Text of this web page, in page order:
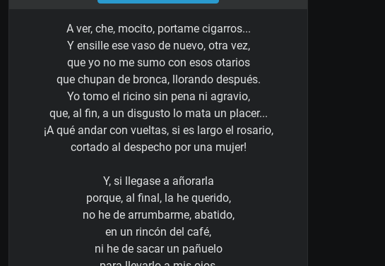
A ver, che, mocito, portame cigarros...
Y ensille ese vaso de nuevo, otra vez,
que yo no me sumo con esos otarios
que chupan de bronca, llorando después.
Yo tomo el ricino sin pena ni agravio,
que, al fin, a un disgusto lo mata un placer...
¡A qué andar con vueltas, si es largo el rosario,
cortado al despecho por una mujer!
Y, si llegase a añorarla
porque, al final, la he querido,
no he de arrumbarme, abatido,
en un rincón del café,
ni he de sacar un pañuelo